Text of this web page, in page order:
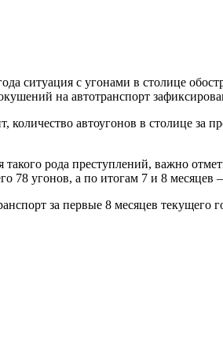
ситуация с угонами в столице
на автотранспорт
автоугонов в столице за
рода преступлений, важно
78 угонов, а по итогам 7 и 8 месяцев
за первые 8 месяцев